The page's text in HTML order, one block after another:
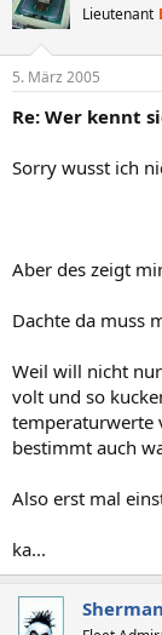
Lieutenant
5. März 2005
Re: Wer kennt
Sorry wusst ich
Aber des zeigt
Dachte da muss
Weil will nicht
volt und so
temperaturwerte
bestimmt auch
Also erst mal
ka...